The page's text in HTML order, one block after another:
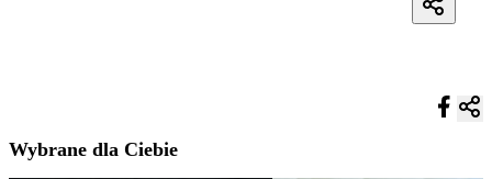
Wybrane dla Ciebie